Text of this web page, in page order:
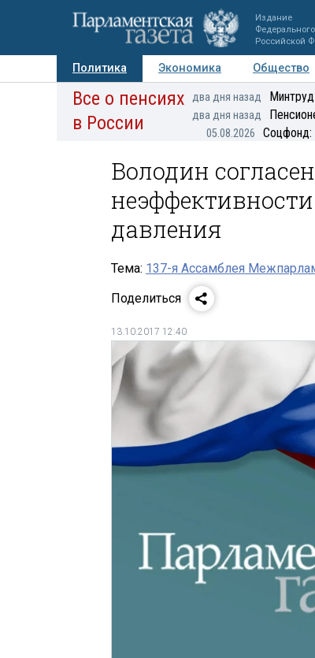
Издание
Российской
Политика Экономика Общество
Авторы Персоны Мнения
Все о пенсиях
в России
два дня назад
два дня назад
05.08.2026 Соцфонд:
Володин
давления
Тема: 137-я Ассамблея
Поделиться
13.10.2017 12:40